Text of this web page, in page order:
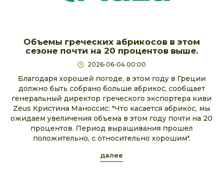
Объемы греческих абрикосов в этом
сезоне почти на 20 процентов выше.
2026-06-04 00:00
Благодаря хорошей погоде, в этом году в Греции
должно быть собрано больше абрикос, сообщает
генеральный директор греческого экспортера киви
Zeus Кристина Маноссис: "Что касается абрикос, мы
ожидаем увеличения объема в этом году почти на 20
процентов. Период выращивания прошел
положительно, с относительно хорошим".
далее